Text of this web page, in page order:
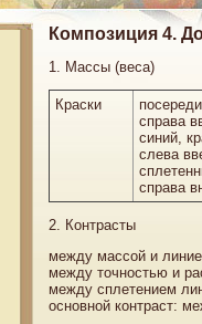
Композиция 4.
1. Массы (веса)
Краски
справа
синий,
слева
справа
2. Контрасты
между массой и
между точностью и
между сплетением
основной контраст: